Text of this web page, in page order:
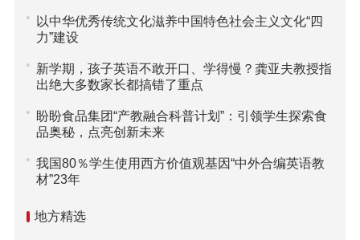
以中华优秀传统文化滋养中国特色社会主义文化“四
力”建设
新学期，孩子英语不敢开口、学得慢？龚亚夫教授指
出绝大多数家长都搞错了重点
盼盼食品集团“产教融合科普计划”：引领学生探索食
品奥秘，点亮创新未来
我国80％学生使用西方价值观基因“中外合编英语教
材”23年
地方精选